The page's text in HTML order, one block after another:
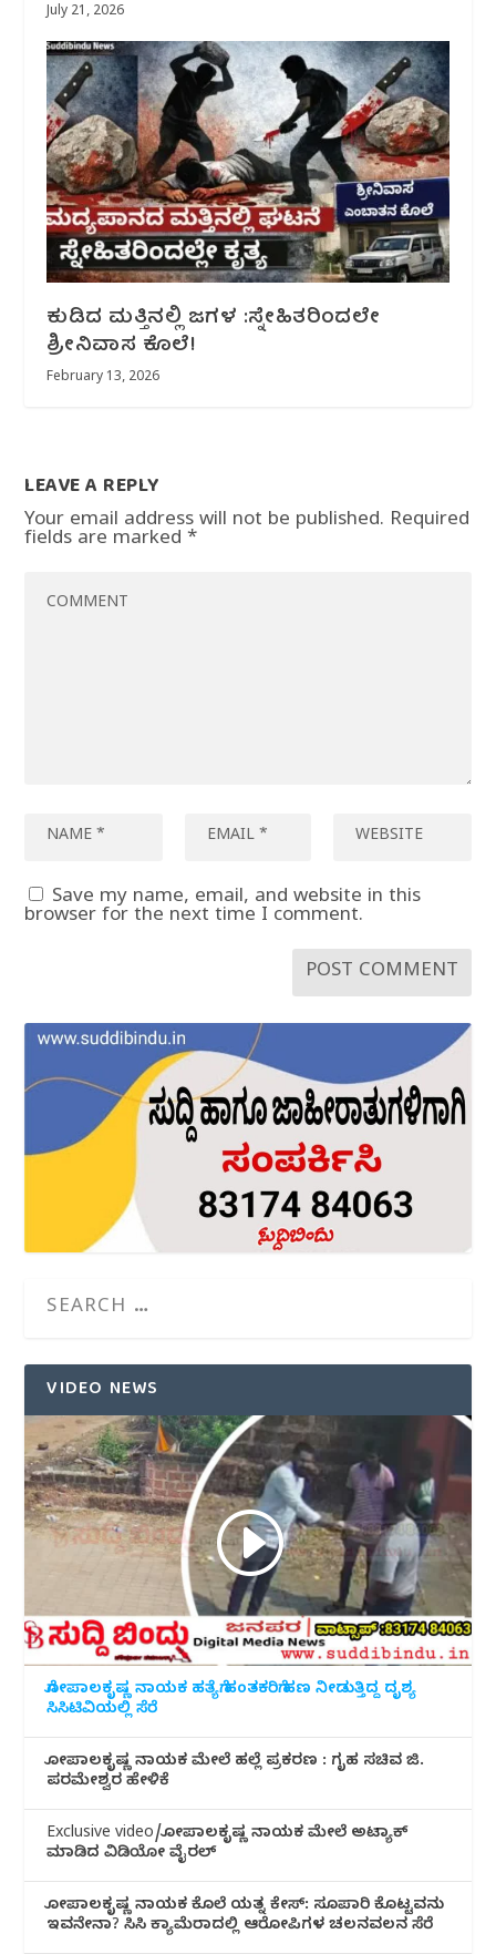
July 21, 2026
ಕುಡಿದ ಮತ್ತಿನಲ್ಲಿ ಜಗಳ :ಸ್ನೇಹಿತರಿಂದಲೇ
ಶ್ರೀನಿವಾಸ ಕೊಲೆ!
February 13, 2026
LEAVE A REPLY
Your email address will not be published. Required
fields are marked*
Save my name, email, and website in this
browser for the next time I comment.
VIDEO NEWS
ಗೋಪಾಲಕೃಷ್ಣ ನಾಯಕ ಹತ್ಯೆಗೆ ಹಂತಕರಿಗೆ ಹಣ ನೀಡುತ್ತಿದ್ದ ದೃಶ್ಯ
ಸಿಸಿಟಿವಿಯಲ್ಲಿ ಸೆರೆ
ಗೋಪಾಲಕೃಷ್ಣ ನಾಯಕ ಮೇಲೆ ಹಲ್ಲೆ ಪ್ರಕರಣ : ಗೃಹ ಸಚಿವ ಜಿ.
ಪರಮೇಶ್ವರ ಹೇಳಿಕೆ
Exclusive video/ಗೋಪಾಲಕೃಷ್ಣ ನಾಯಕ ಮೇಲೆ ಅಟ್ಯಾಕ್
ಮಾಡಿದ ವಿಡಿಯೋ ವೈರಲ್
ಗೋಪಾಲಕೃಷ್ಣ ನಾಯಕ ಕೊಲೆ ಯತ್ನ ಕೇಸ್: ಸೂಪಾರಿ ಕೊಟ್ಟವನು
ಇವನೇನಾ? ಸಿಸಿ ಕ್ಯಾಮೆರಾದಲ್ಲಿ ಆರೋಪಿಗಳ ಚಲನವಲನ ಸೆರೆ